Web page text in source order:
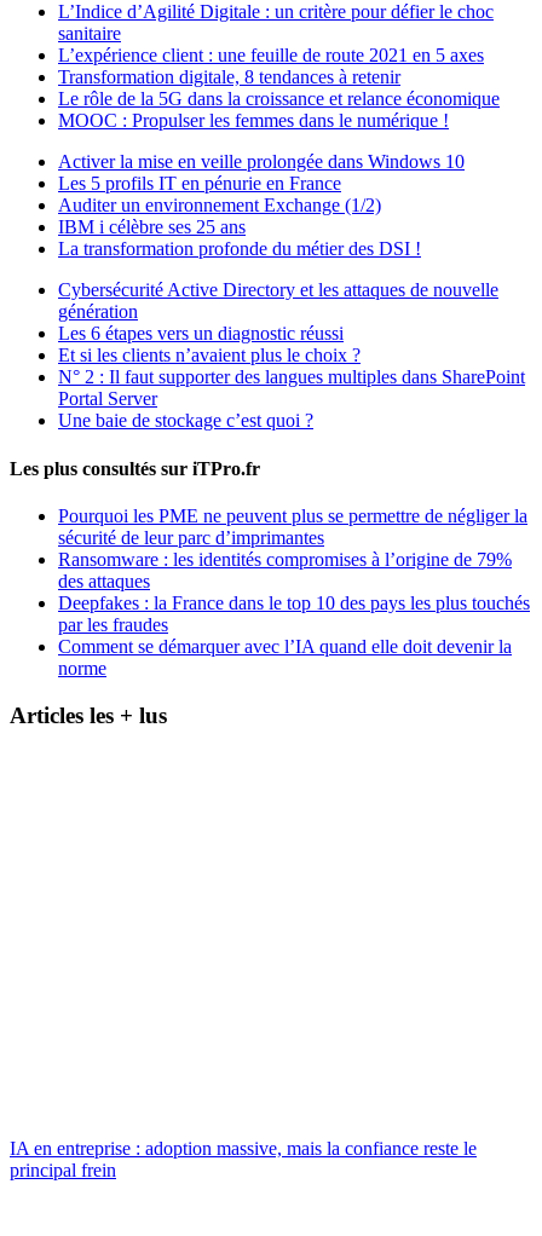
L’Indice d’Agilité Digitale : un critère pour défier le choc
sanitaire
L’expérience client : une feuille de route 2021 en 5 axes
Transformation digitale, 8 tendances à retenir
Le rôle de la 5G dans la croissance et relance économique
MOOC : Propulser les femmes dans le numérique !
Activer la mise en veille prolongée dans Windows 10
Les 5 profils IT en pénurie en France
Auditer un environnement Exchange (1/2)
IBM i célèbre ses 25 ans
La transformation profonde du métier des DSI !
Cybersécurité Active Directory et les attaques de nouvelle
génération
Les 6 étapes vers un diagnostic réussi
Et si les clients n’avaient plus le choix ?
N° 2 : Il faut supporter des langues multiples dans SharePoint
Portal Server
Une baie de stockage c’est quoi ?
Les plus consultés sur iTPro.fr
Pourquoi les PME ne peuvent plus se permettre de négliger la
sécurité de leur parc d’imprimantes
Ransomware : les identités compromises à l’origine de 79%
des attaques
Deepfakes : la France dans le top 10 des pays les plus touchés
par les fraudes
Comment se démarquer avec l’IA quand elle doit devenir la
norme
Articles les + lus
IA en entreprise : adoption massive, mais la confiance reste le
principal frein